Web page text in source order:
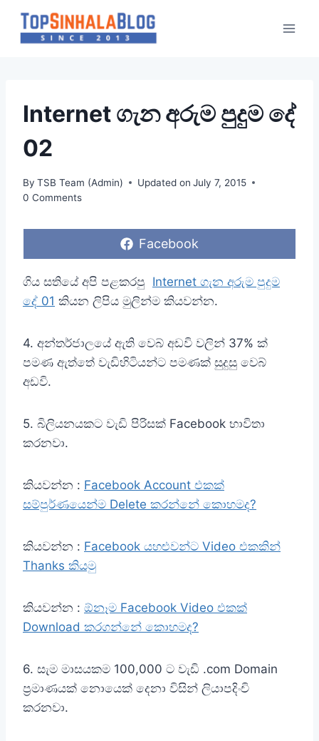
Skip
content
Internet ගැන අරුම පුදුම දේ
02
By TSB Team (Admin) Updated on July 7, 2015
0 Comments
S
h
r
e
o
Facebook
ගිය සතියේ අපි පළකරපු Internet ගැන අරුම පුදුම
දේ 01 කියන ලිපිය මුලින්ම කියවන්න.
4. අන්තර්ජාලයේ ඇති වෙබ් අඩවි වලින් 37% ක්
පමණ ඇත්තේ වැඩිහිටියන්ට පමණක් සුදුසු වෙබ්
අඩවි.
5. බිලියනයකට වැඩි පිරිසක් Facebook භාවිතා
කරනවා.
කියවන්න : Facebook Account එකක්
සම්පුර්ණයෙන්ම Delete කරන්නේ කොහමද?
කියවන්න : Facebook යහළුවන්ට Video එකකින්
Thanks කියමු
කියවන්න : ඕනෑම Facebook Video එකක්
Download කරගන්නේ කොහමද?
6. සැම මාසයකම 100,000 ට වැඩි .com Domain
ප්‍රමාණයක් නොයෙක් දෙනා විසින් ලියාපදිංචි
කරනවා.